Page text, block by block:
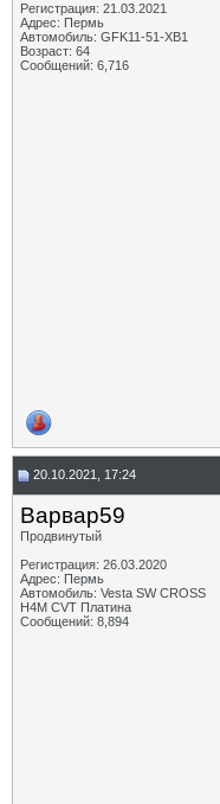
Регистрация: 21.03.2021
Адрес: Пермь
Автомобиль: GFK11-51-ХВ1
Возраст: 64
Сообщений: 6,716
20.10.2021, 17:24
Варвар59
Продвинутый
Регистрация: 26.03.2020
Адрес: Пермь
Автомобиль: Vesta SW CROSS
H4M CVT Платина
Сообщений: 8,894